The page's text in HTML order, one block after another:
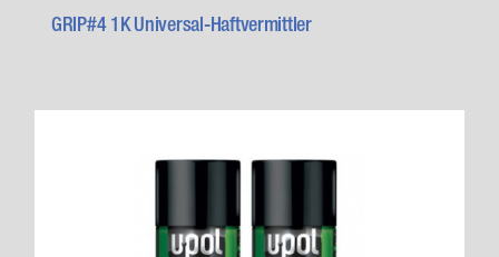
GRIP#4 1K Universal-Haftvermittler